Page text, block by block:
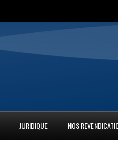
JURIDIQUE NOS